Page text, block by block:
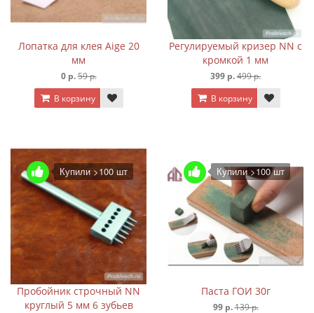
Лопатка для клея Aige 20
мм
0 р.59 р.
В корзину
Регулируемый кризер NN с
кромкой 1 мм
399 р.499 р.
В корзину
Купили >100 шт
Пробойник строчный NN
круглый 5 мм 6 зубьев
Купили >100 шт
Паста ГОИ 30г
99 р.139 р.